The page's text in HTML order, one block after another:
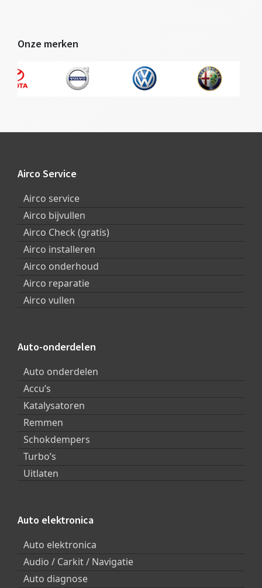
Onze merken
Footer
Airco Service
Airco service
Airco bijvullen
Airco Check (gratis)
Airco installeren
Airco onderhoud
Airco reparatie
Airco vullen
Auto-onderdelen
Auto onderdelen
Accu’s
Katalysatoren
Remmen
Schokdempers
Turbo’s
Uitlaten
Auto elektronica
Auto elektronica
Audio / Carkit / Navigatie
Auto diagnose